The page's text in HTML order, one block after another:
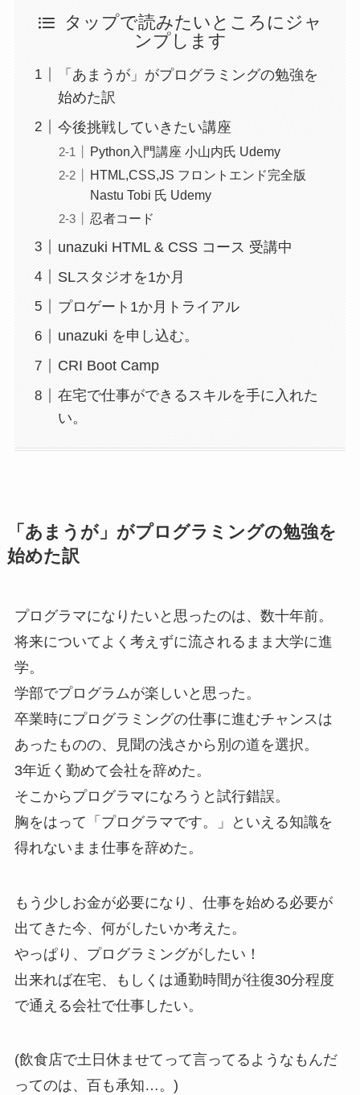
タップで読みたいところにジャ
ンプします
「あまうが」がプログラミングの勉強を
始めた訳
今後挑戦していきたい講座
Python入門講座 小山内氏 Udemy
HTML,CSS,JS フロントエンド完全版
Nastu Tobi 氏 Udemy
忍者コード
unazuki HTML & CSS コース 受講中
SLスタジオを1か月
プロゲート1か月トライアル
unazuki を申し込む。
CRI Boot Camp
在宅で仕事ができるスキルを手に入れた
い。
「あまうが」がプログラミングの勉強を
始めた訳
プログラマになりたいと思ったのは、数十年前。
将来についてよく考えずに流されるまま大学に進
学。
学部でプログラムが楽しいと思った。
卒業時にプログラミングの仕事に進むチャンスは
あったものの、見聞の浅さから別の道を選択。
3年近く勤めて会社を辞めた。
そこからプログラマになろうと試行錯誤。
胸をはって「プログラマです。」といえる知識を
得れないまま仕事を辞めた。
もう少しお金が必要になり、仕事を始める必要が
出てきた今、何がしたいか考えた。
やっぱり、プログラミングがしたい！
出来れば在宅、もしくは通勤時間が往復30分程度
で通える会社で仕事したい。
(飲食店で土日休ませてって言ってるようなもんだ
ってのは、百も承知…。)